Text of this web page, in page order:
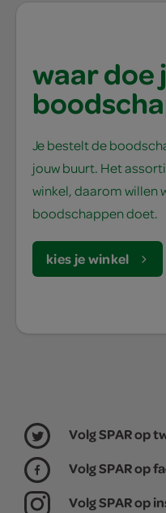
waar doe
Je bestelt de
jouw buurt. Het
winkel, daarom willen
boodschappen doet.
kies je winkel
Volg SPAR op
Volg SPAR op
Volg SPAR op